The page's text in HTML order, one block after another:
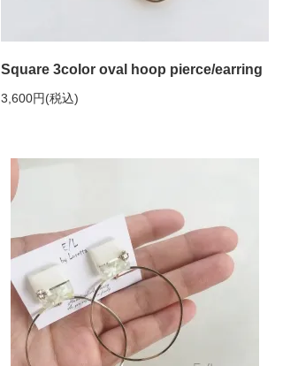
Square 3color oval hoop pierce/earring
3,600円(税込)